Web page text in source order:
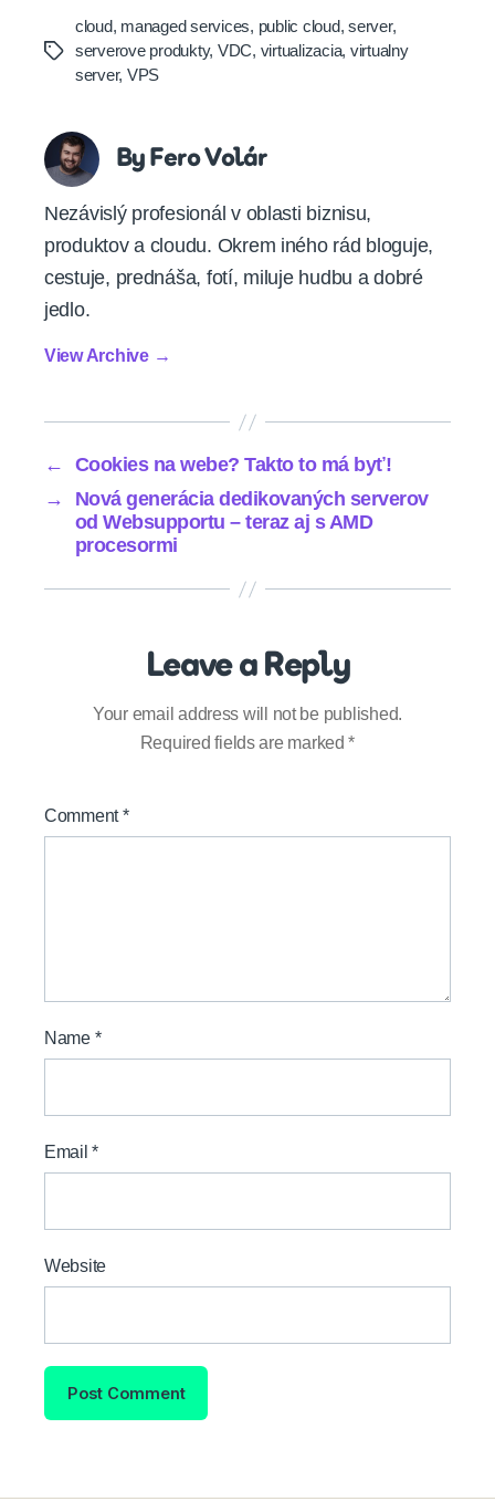
Tags
cloud, managed services, public cloud,server,
serverove produkty, VDC, virtualizacia, virtualny
server, VPS
By Fero Volár
Nezávislý profesionál v oblasti biznisu,
produktov a cloudu. Okrem iného rád bloguje,
cestuje, prednáša, fotí, miluje hudbu a dobré
jedlo.
View Archive →
←
Cookies na webe? Takto to má byť!
→
Nová generácia dedikovaných serverov
od Websupportu – teraz aj s AMD
procesormi
Leave a Reply
Your email address will not be published.
Required fields are marked*
Comment*
Name *
Email*
Website